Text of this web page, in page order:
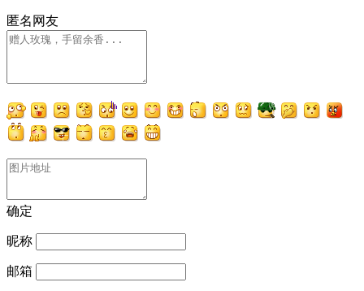
匿名网友
确定
昵称
邮箱